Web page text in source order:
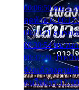
00:06:50 คน 4.
สุดท้าย 6.
00:24:21 ลบรอ
00:30:54 ขบวน
00:37:20 ปาหนัน
ฉันแล้วจงตายเสี
คนใจมาร 17.